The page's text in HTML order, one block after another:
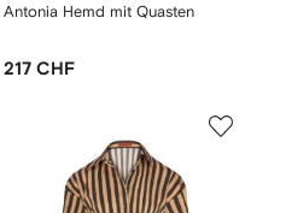
Antonia Hemd mit Quasten
217 CHF